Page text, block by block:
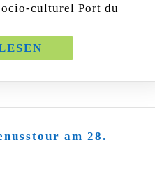
culturel Port du
LESEN
am 28.